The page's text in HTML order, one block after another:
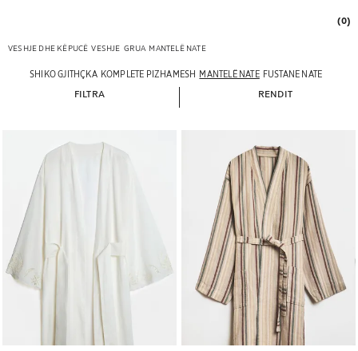
(0)
VESHJE DHE KËPUCË VESHJE GRUA MANTELË NATE
SHIKO GJITHÇKA KOMPLETE PIZHAMESH MANTELË NATE FUSTANE NATE
FILTRA RENDIT